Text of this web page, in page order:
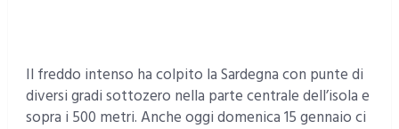
Il freddo intenso ha colpito la Sardegna con punte di
diversi gradi sottozero nella parte centrale dell’isola e
sopra i 500 metri. Anche oggi domenica 15 gennaio ci